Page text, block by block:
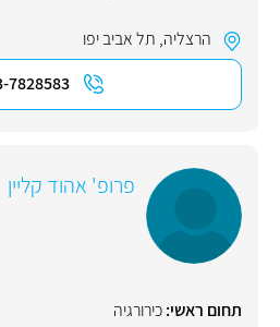
הרצליה, תל אביב יפו
7828583
פרופ' אהוד קליין
תחום ראשי:כירורגיה